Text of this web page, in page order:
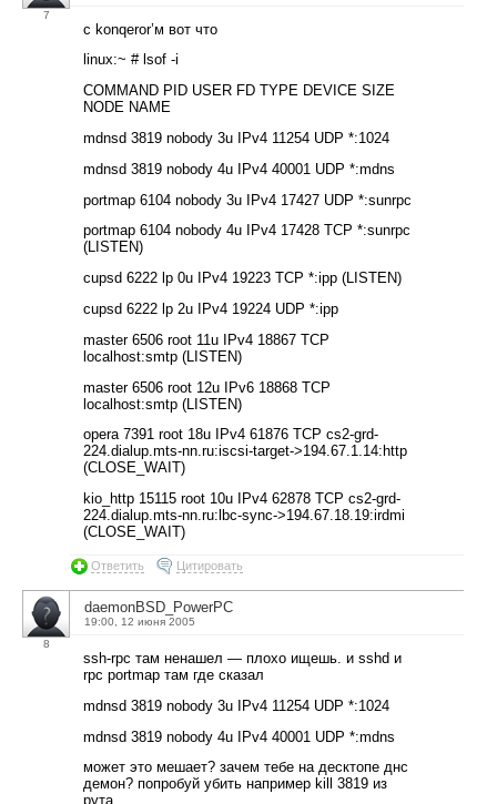
7
с konqeror’м вот что
linux:~ # lsof -i
COMMAND PID USER FD TYPE DEVICE SIZE
NODE NAME
mdnsd 3819 nobody 3u IPv4 11254 UDP *:1024
mdnsd 3819 nobody 4u IPv4 40001 UDP *:mdns
portmap 6104 nobody 3u IPv4 17427 UDP *:sunrpc
portmap 6104 nobody 4u IPv4 17428 TCP *:sunrpc
(LISTEN)
cupsd 6222 lp 0u IPv4 19223 TCP *:ipp (LISTEN)
cupsd 6222 lp 2u IPv4 19224 UDP *:ipp
master 6506 root 11u IPv4 18867 TCP
localhost:smtp (LISTEN)
master 6506 root 12u IPv6 18868 TCP
localhost:smtp (LISTEN)
opera 7391 root 18u IPv4 61876 TCP cs2-grd-
224.dialup.mts-nn.ru:iscsi-target->194.67.1.14:http
(CLOSE_WAIT)
kio_http 15115 root 10u IPv4 62878 TCP cs2-grd-
224.dialup.mts-nn.ru:lbc-sync->194.67.18.19:irdmi
(CLOSE_WAIT)
Ответить Цитировать
8
daemonBSD_PowerPC
19:00, 12 июня 2005
ssh-rpc там ненашел — плохо ищешь. и sshd и
rpc portmap там где сказал
mdnsd 3819 nobody 3u IPv4 11254 UDP *:1024
mdnsd 3819 nobody 4u IPv4 40001 UDP *:mdns
может это мешает? зачем тебе на десктопе днс
демон? попробуй убить например kill 3819 из
рута